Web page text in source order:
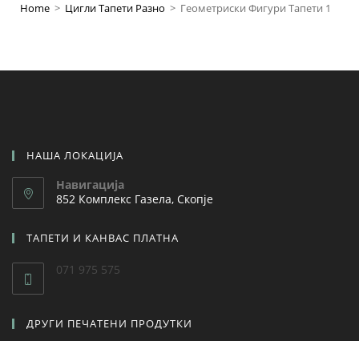
Home > Цигли Тапети Разно > Геометриски Фигури Тапети 1
НАША ЛОКАЦИЈА
Навигација
852 Комплекс Газела, Скопје
ТАПЕТИ И КАНВАС ПЛАТНА
071 975 575
ДРУГИ ПЕЧАТЕНИ ПРОДУТКИ